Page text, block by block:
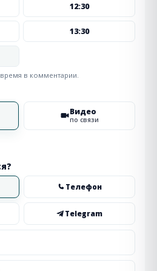
12:30
13:30
в комментарии.
Видео
по связи
Телефон
Telegram